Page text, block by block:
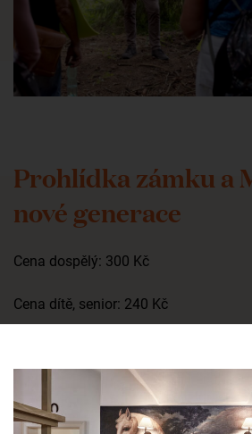
Prohlídka zámku a
nové generace
Cena dospělý: 300 Kč
Cena dítě, senior: 240 Kč